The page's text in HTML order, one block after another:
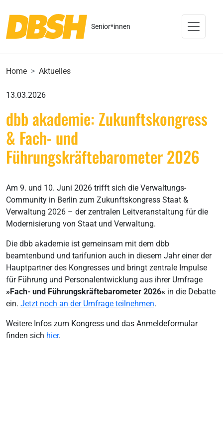
Senior*innen
Home Aktuelles
13.03.2026
dbb akademie: Zukunftskongress
& Fach- und
Führungskräftebarometer 2026
Am 9. und 10. Juni 2026 trifft sich die Verwaltungs-
Community in Berlin zum Zukunfts­kongress Staat &
Verwaltung 2026 – der zentralen Leitveranstaltung für die
Modernisierung von Staat und Verwaltung.
Die dbb akademie ist gemeinsam mit dem dbb
beamtenbund und tarifunion auch in diesem Jahr einer der
Hauptpartner des Kongresses und bringt zentrale Impulse
für Führung und Personal­entwicklung aus ihrer Umfrage
»Fach- und Führungskräftebarometer 2026« in die Debatte
ein. Jetzt noch an der Umfrage teilnehmen.
Weitere Infos zum Kongress und das Anmeldeformular
finden sich hier.